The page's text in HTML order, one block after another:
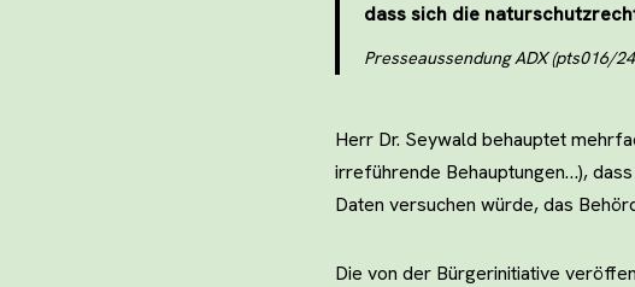
dass sich die
Presseaussendung ADX (pts016/
Herr Dr. Seywald behauptet
irreführende Behauptungen…),
Daten versuchen würde, das
Die von der Bürgerinitiative